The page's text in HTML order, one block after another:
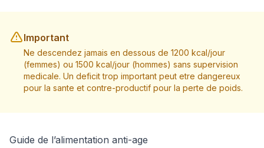
Important
Ne descendez jamais en dessous de 1200 kcal/jour
(femmes) ou 1500 kcal/jour (hommes) sans supervision
medicale. Un deficit trop important peut etre dangereux
pour la sante et contre-productif pour la perte de poids.
Guide de l’alimentation anti-age